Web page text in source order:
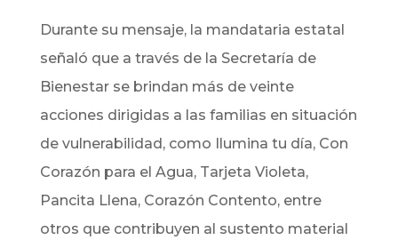
Durante su mensaje, la mandataria estatal
señaló que a través de la Secretaría de
Bienestar se brindan más de veinte
acciones dirigidas a las familias en situación
de vulnerabilidad, como Ilumina tu día, Con
Corazón para el Agua, Tarjeta Violeta,
Pancita Llena, Corazón Contento, entre
otros que contribuyen al sustento material